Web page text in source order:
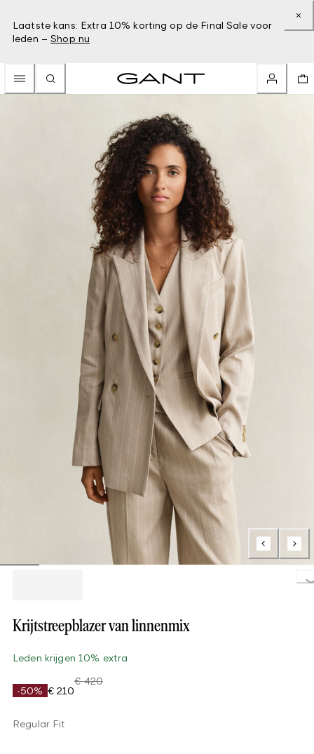
Laatste kans: Extra 10% korting op de Final Sale voor
leden – Shop nu
Krijtstreepblazer van linnenmix
Leden krijgen 10% extra
-50% € 210
€ 420
Regular Fit